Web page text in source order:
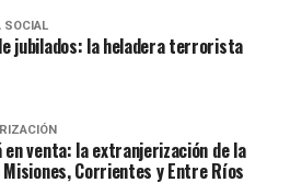
SOCIAL
jubilados: la heladera terrorista
en venta: la extranjerización de la
Corrientes y Entre Ríos